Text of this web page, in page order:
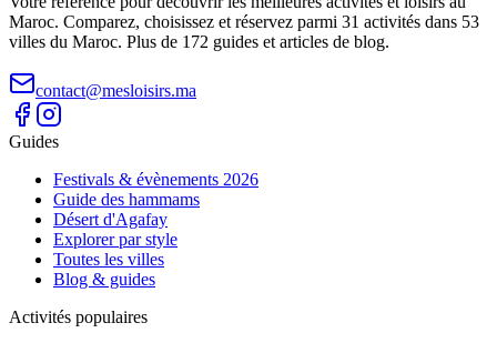
Maroc. Comparez, choisissez et réservez parmi 31 activités dans 53
villes du Maroc. Plus de 172 guides et articles de blog.
contact@mesloisirs.ma
Guides
Festivals & évènements 2026
Guide des hammams
Désert d'Agafay
Explorer par style
Toutes les villes
Blog & guides
Activités populaires